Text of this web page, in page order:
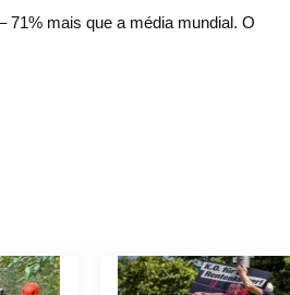
71% mais que a média mundial. O